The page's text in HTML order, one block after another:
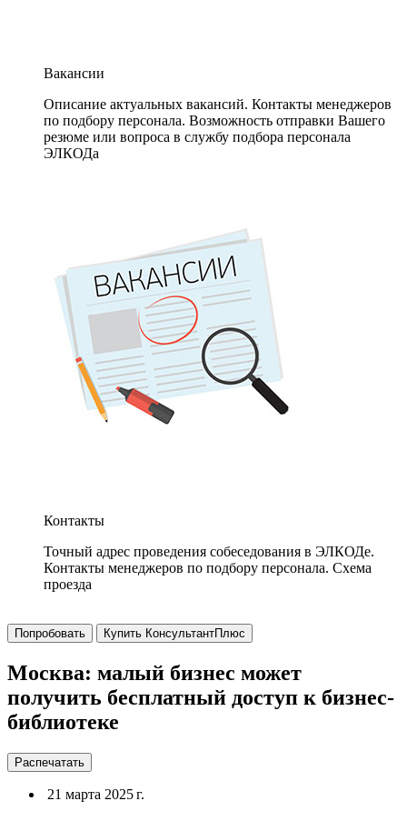
Вакансии
Описание актуальных вакансий. Контакты менеджеров
по подбору персонала. Возможность отправки Вашего
резюме или вопроса в службу подбора персонала
ЭЛКОДа
Контакты
Точный адрес проведения собеседования в ЭЛКОДе.
Контакты менеджеров по подбору персонала. Схема
проезда
Попробовать Купить КонсультантПлюс
Москва: малый бизнес может
получить бесплатный доступ к бизнес-
библиотеке
Распечатать
21 марта 2025 г.